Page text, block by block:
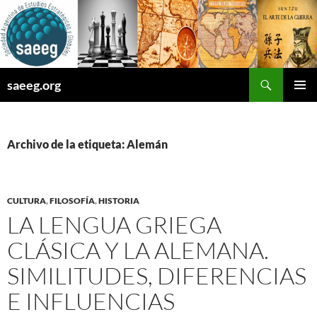
Saltar
al
contenido
saeeg.org
Archivo de la etiqueta: Alemán
CULTURA,FILOSOFÍA,HISTORIA
LA LENGUA GRIEGA
CLÁSICA Y LA ALEMANA.
SIMILITUDES, DIFERENCIAS
E INFLUENCIAS